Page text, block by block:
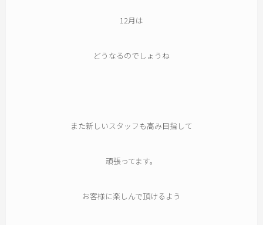
12月は
どうなるのでしょうね
また新しいスタッフも高み目指して
頑張ってます。
お客様に楽しんで頂けるよう